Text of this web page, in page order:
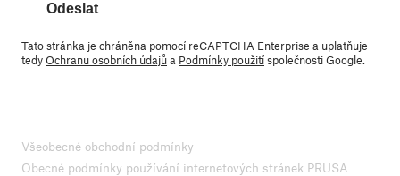
Odeslat
Tato stránka je chráněna pomocí reCAPTCHA Enterprise a uplatňuje
tedyOchranu osobních údajůa Podmínky použitíspolečnosti Google.
Všeobecné obchodní podmínky
Obecné podmínky používání internetových stránek PRUSA